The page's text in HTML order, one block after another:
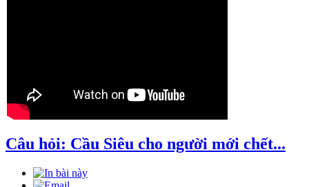
Câu hỏi: Cầu Siêu cho người mới chết...